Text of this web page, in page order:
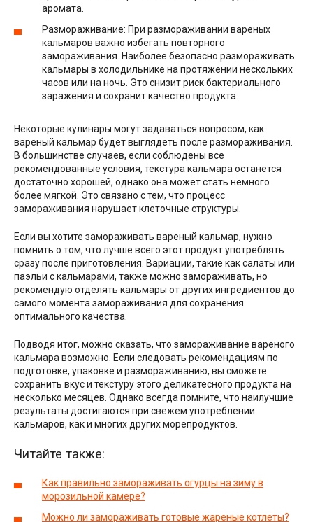
аромата.
Размораживание: При размораживании вареных
кальмаров важно избегать повторного
замораживания. Наиболее безопасно размораживать
кальмары в холодильнике на протяжении нескольких
часов или на ночь. Это снизит риск бактериального
заражения и сохранит качество продукта.
Некоторые кулинары могут задаваться вопросом, как
вареный кальмар будет выглядеть после размораживания.
В большинстве случаев, если соблюдены все
рекомендованные условия, текстура кальмара останется
достаточно хорошей, однако она может стать немного
более мягкой. Это связано с тем, что процесс
замораживания нарушает клеточные структуры.
Если вы хотите замораживать вареный кальмар, нужно
помнить о том, что лучше всего этот продукт употреблять
сразу после приготовления. Вариации, такие как салаты или
паэльи с кальмарами, также можно замораживать, но
рекомендую отделять кальмары от других ингредиентов до
самого момента замораживания для сохранения
оптимального качества.
Подводя итог, можно сказать, что замораживание вареного
кальмара возможно. Если следовать рекомендациям по
подготовке, упаковке и размораживанию, вы сможете
сохранить вкус и текстуру этого деликатесного продукта на
несколько месяцев. Однако всегда помните, что наилучшие
результаты достигаются при свежем употреблении
кальмаров, как и многих других морепродуктов.
Читайте также:
Как правильно замораживать огурцы на зиму в
морозильной камере?
Можно ли замораживать готовые жареные котлеты?